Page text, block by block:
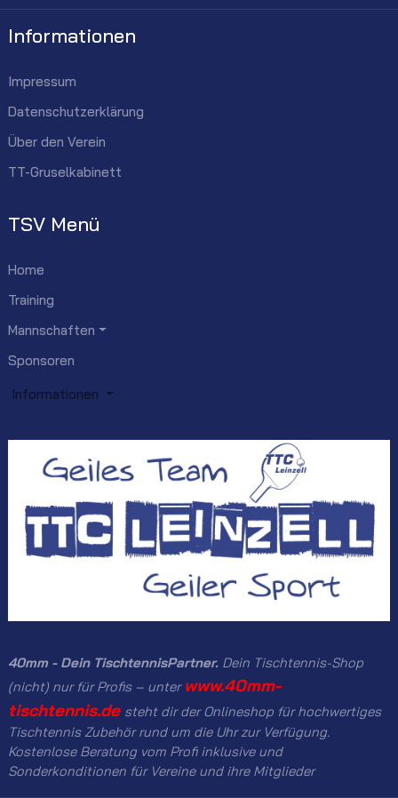
Informationen
Impressum
Datenschutzerklärung
Über den Verein
TT-Gruselkabinett
TSV Menü
Home
Training
Mannschaften
Sponsoren
Informationen
40mm - Dein TischtennisPartner. Dein Tischtennis-Shop
(nicht) nur für Profis – unter www.40mm-
tischtennis.de steht dir der Onlineshop für hochwertiges
Tischtennis Zubehör rund um die Uhr zur Verfügung.
Kostenlose Beratung vom Profi inklusive und
Sonderkonditionen für Vereine und ihre Mitglieder